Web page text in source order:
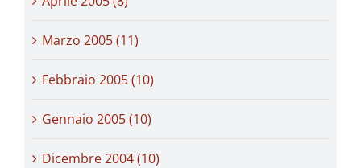
Marzo 2005 (11)
Febbraio 2005 (10)
Gennaio 2005 (10)
Dicembre 2004 (10)